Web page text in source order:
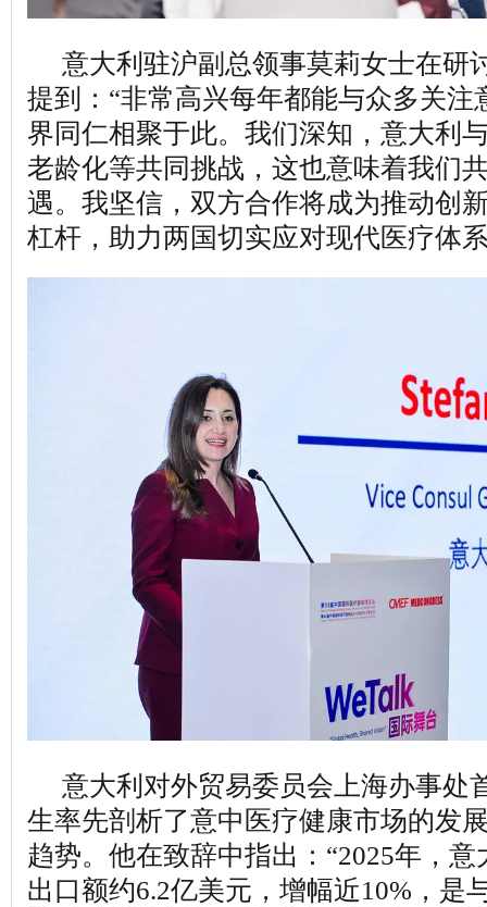
意大利驻沪副总领事莫莉女士在研
提到：“非常高兴每年都能与众多关注
界同仁相聚于此。我们深知，意大利
老龄化等共同挑战，这也意味着我们
遇。我坚信，双方合作将成为推动创
杠杆，助力两国切实应对现代医疗体
意大利对外贸易委员会上海办事处
生率先剖析了意中医疗健康市场的发
趋势。他在致辞中指出：“2025年，
出口额约6.2亿美元，增幅近10%，是